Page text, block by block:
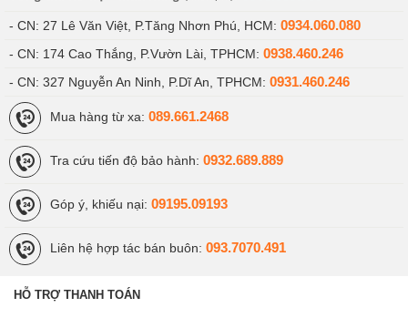
- CN: 27 Lê Văn Việt, P.Tăng Nhơn Phú, HCM: 0934.060.080
- CN: 174 Cao Thắng, P.Vườn Lài, TPHCM: 0938.460.246
- CN: 327 Nguyễn An Ninh, P.Dĩ An, TPHCM: 0931.460.246
Mua hàng từ xa: 089.661.2468
Tra cứu tiến độ bảo hành: 0932.689.889
Góp ý, khiếu nại: 09195.09193
Liên hệ hợp tác bán buôn: 093.7070.491
HỖ TRỢ THANH TOÁN